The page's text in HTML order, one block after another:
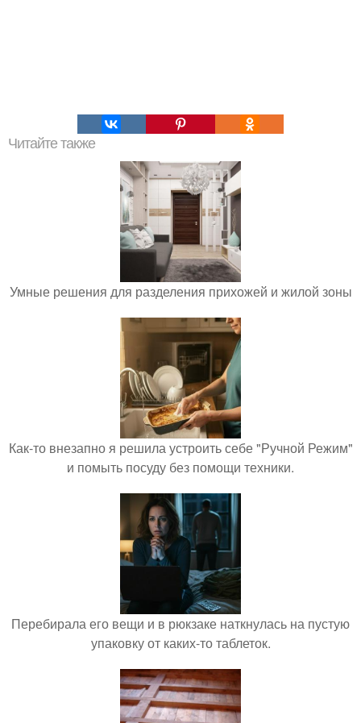
Читайте также
Умные решения для разделения прихожей и жилой зоны
Как-то внезапно я решила устроить себе "Ручной Режим"
и помыть посуду без помощи техники.
Перебирала его вещи и в рюкзаке наткнулась на пустую
упаковку от каких-то таблеток.